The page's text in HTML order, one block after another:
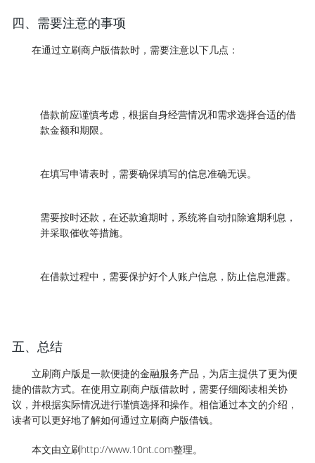
四、需要注意的事项
在通过立刷商户版借款时，需要注意以下几点：
借款前应谨慎考虑，根据自身经营情况和需求选择合适的借
款金额和期限。
在填写申请表时，需要确保填写的信息准确无误。
需要按时还款，在还款逾期时，系统将自动扣除逾期利息，
并采取催收等措施。
在借款过程中，需要保护好个人账户信息，防止信息泄露。
五、总结
立刷商户版是一款便捷的金融服务产品，为店主提供了更为便
捷的借款方式。在使用立刷商户版借款时，需要仔细阅读相关协
议，并根据实际情况进行谨慎选择和操作。相信通过本文的介绍，
读者可以更好地了解如何通过立刷商户版借钱。
本文由立刷http://www.10nt.com整理。